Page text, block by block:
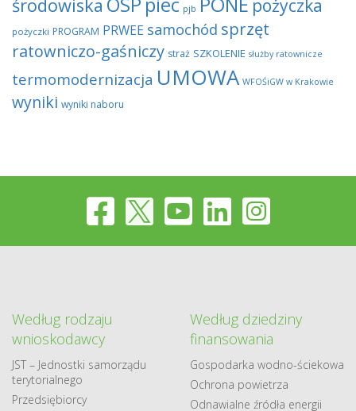
środowiska
pjb pożyczka
pożyczki PROGRAM PRWEE samochód sprzęt
ratowniczo-gaśniczy straż SZKOLENIE służby ratownicze
termomodernizacja UMOWA WFOŚiGW w Krakowie
wyniki wyniki naboru
Według rodzaju
wnioskodawcy
JST – Jednostki samorządu
terytorialnego
Przedsiębiorcy
Według dziedziny
finansowania
Gospodarka​ wodno​-ściekowa
Ochrona powietrza
Odnawialne​ źródła​ energii